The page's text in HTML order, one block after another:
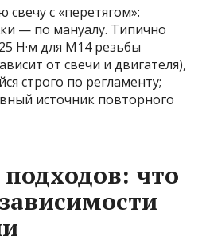
свечу с «перетягом»:
— по мануалу. Типично
Н·м для М14 резьбы
от свечи и двигателя),
строго по регламенту;
источник повторного
что